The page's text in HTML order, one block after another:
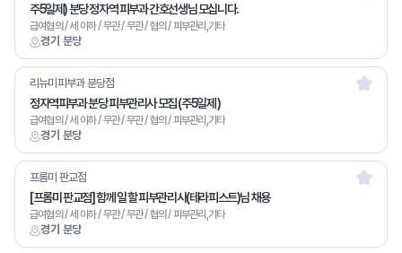
경기 분당
주5일제) 분당 정자역 피부과 간호선생님 모십니다.
급여협의 / 세 이하 / 무관 / 무관 / 협의 / 피부관리,기타
경기 분당
리뉴미피부과 분당점
정자역피부과 분당 피부관리사 모집 (주5일제 )
급여협의 / 세 이하 / 무관 / 무관 / 협의 / 피부관리,기타
경기 분당
프롬미 판교점
[프롬미 판교점] 함께 일 할 피부관리사(테라피스트)님 채용
급여협의 / 세 이하 / 무관 / 무관 / 협의 / 피부관리,기타